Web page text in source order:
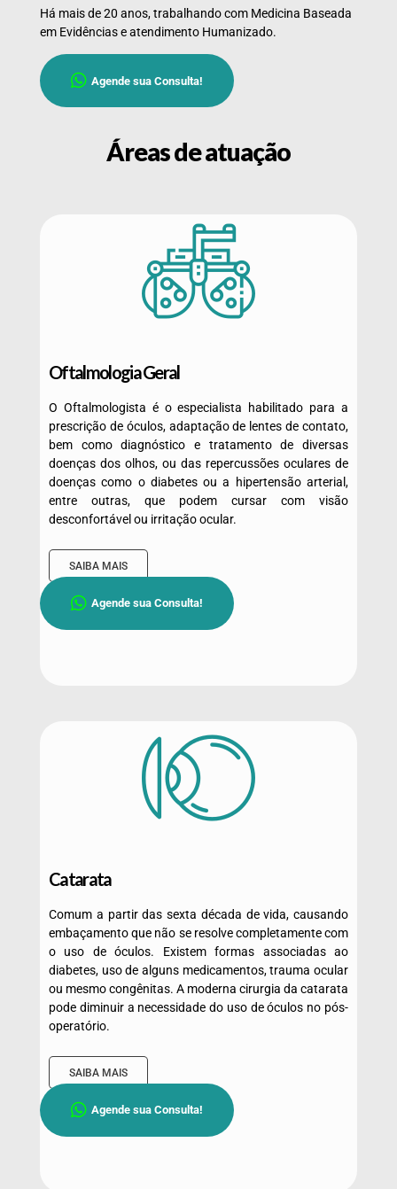
Há mais de 20 anos, trabalhando com Medicina Baseada
em Evidências e atendimento Humanizado.
Agende sua Consulta!
Áreas de atuação
Oftalmologia Geral
O Oftalmologista é o especialista habilitado para a
prescrição de óculos, adaptação de lentes de contato,
bem como diagnóstico e tratamento de diversas
doenças dos olhos, ou das repercussões oculares de
doenças como o diabetes ou a hipertensão arterial,
entre outras, que podem cursar com visão
desconfortável ou irritação ocular.
SAIBA MAIS
Agende sua Consulta!
Catarata
Comum a partir das sexta década de vida, causando
embaçamento que não se resolve completamente com
o uso de óculos. Existem formas associadas ao
diabetes, uso de alguns medicamentos, trauma ocular
ou mesmo congênitas. A moderna cirurgia da catarata
pode diminuir a necessidade do uso de óculos no pós-
operatório.
SAIBA MAIS
Agende sua Consulta!